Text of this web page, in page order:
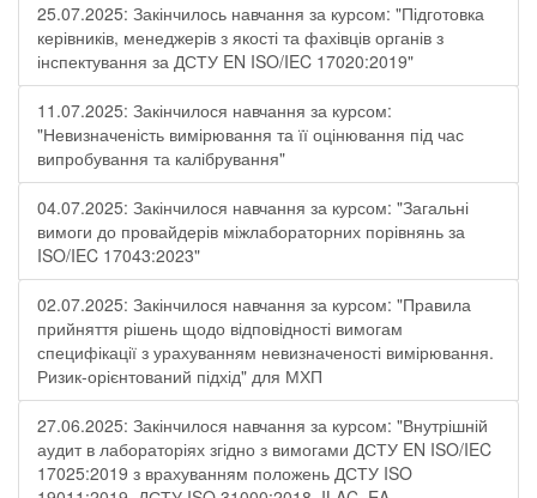
25.07.2025: Закінчилось навчання за курсом: "Підготовка
керівників, менеджерів з якості та фахівців органів з
інспектування за ДСТУ EN ISO/IEC 17020:2019"
11.07.2025: Закінчилося навчання за курсом:
"Невизначеність вимірювання та її оцінювання під час
випробування та калібрування"
04.07.2025: Закінчилося навчання за курсом: "Загальні
вимоги до провайдерів міжлабораторних порівнянь за
ISO/IEC 17043:2023"
02.07.2025: Закінчилося навчання за курсом: "Правила
прийняття рішень щодо відповідності вимогам
специфікації з урахуванням невизначеності вимірювання.
Ризик-орієнтований підхід" для МХП
27.06.2025: Закінчилося навчання за курсом: "Внутрішній
аудит в лабораторіях згідно з вимогами ДСТУ EN ISO/IEC
17025:2019 з врахуванням положень ДСТУ ISO